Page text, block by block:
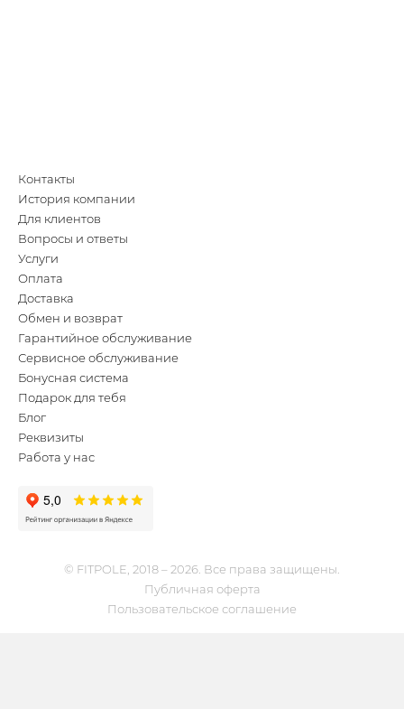
Контакты
История компании
Для клиентов
Вопросы и ответы
Услуги
Оплата
Доставка
Обмен и возврат
Гарантийное обслуживание
Сервисное обслуживание
Бонусная система
Подарок для тебя
Блог
Реквизиты
Работа у нас
© FITPOLE, 2018 – 2026. Все права защищены.
Публичная оферта
Пользовательское соглашение